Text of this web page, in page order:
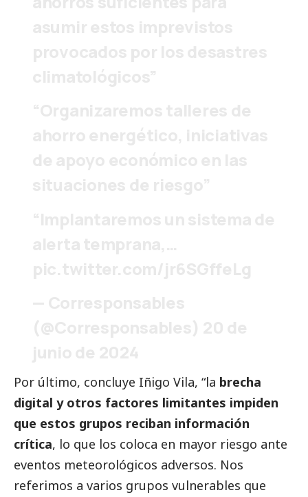
Por último, concluye Iñigo Vila, “la brecha
digital y otros factores limitantes impiden
que estos grupos reciban información
crítica, lo que los coloca en mayor riesgo ante
eventos meteorológicos adversos. Nos
referimos a varios grupos vulnerables que